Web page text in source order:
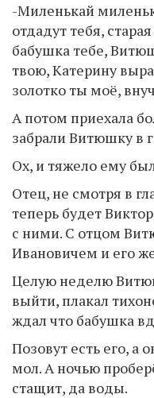
-Миленькай
отдадут тебя,
бабушка тебе,
твою, Катерину
золотко ты моё,
А потом приехала
забрали Витюшку в
Ох, и тяжело ему
Отец, не смотря в
теперь будет
с ними. С отцом
Ивановичем и его
Целую неделю
выйти, плакал
ждал что бабушка
Позовут есть его, а
мол. А ночью
стащит, да воды.